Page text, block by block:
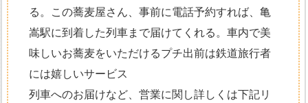
る。この蕎麦屋さん、事前に電話予約すれば、亀
嵩駅に到着した列車まで届けてくれる。車内で美
味しいお蕎麦をいただけるプチ出前は鉄道旅行者
には嬉しいサービス
列車へのお届けなど、営業に関し詳しくは下記リ